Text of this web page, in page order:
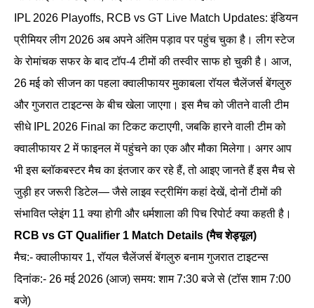
IPL 2026 Playoffs, RCB vs GT Live Match Updates: इंडियन
प्रीमियर लीग 2026 अब अपने अंतिम पड़ाव पर पहुंच चुका है। लीग स्टेज
के रोमांचक सफर के बाद टॉप-4 टीमों की तस्वीर साफ हो चुकी है। आज,
26 मई को सीजन का पहला क्वालीफायर मुकाबला रॉयल चैलेंजर्स बेंगलुरु
और गुजरात टाइटन्स के बीच खेला जाएगा। इस मैच को जीतने वाली टीम
सीधे IPL 2026 Final का टिकट कटाएगी, जबकि हारने वाली टीम को
क्वालीफायर 2 में फाइनल में पहुंचने का एक और मौका मिलेगा। अगर आप
भी इस ब्लॉकबस्टर मैच का इंतजार कर रहे हैं, तो आइए जानते हैं इस मैच से
जुड़ी हर जरूरी डिटेल— जैसे लाइव स्ट्रीमिंग कहां देखें, दोनों टीमों की
संभावित प्लेइंग 11 क्या होगी और धर्मशाला की पिच रिपोर्ट क्या कहती है।
RCB vs GT Qualifier 1 Match Details (मैच शेड्यूल)
मैच:- क्वालीफायर 1, रॉयल चैलेंजर्स बेंगलुरु बनाम गुजरात टाइटन्स
दिनांक:- 26 मई 2026 (आज) समय: शाम 7:30 बजे से (टॉस शाम 7:00
बजे)